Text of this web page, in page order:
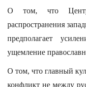
О том, что
распространения
предполагает
ущемление
О том, что главный
конфликт не между